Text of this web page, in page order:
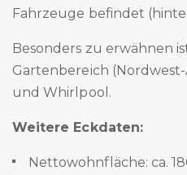
Fahrzeuge befindet
Besonders zu erwähnen
Gartenbereich
und Whirlpool.
Weitere Eckdaten:
Nettowohnfläche: ca.